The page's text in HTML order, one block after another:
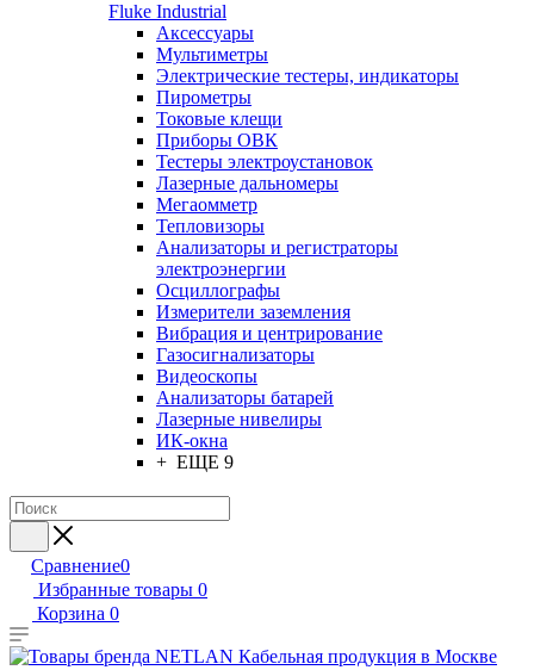
Fluke Industrial
Аксессуары
Мультиметры
Электрические тестеры, индикаторы
Пирометры
Токовые клещи
Приборы ОВК
Тестеры электроустановок
Лазерные дальномеры
Мегаомметр
Тепловизоры
Анализаторы и регистраторы
электроэнергии
Осциллографы
Измерители заземления
Вибрация и центрирование
Газосигнализаторы
Видеоскопы
Анализаторы батарей
Лазерные нивелиры
ИК-окна
+ ЕЩЕ 9
Сравнение0
Избранные товары 0
Корзина 0